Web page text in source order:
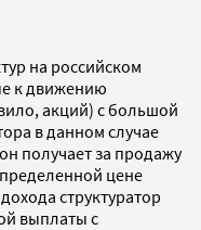
на российском
к движению
акций) с большой
в данном случае
получает за продажу
цене
структуратор
выплаты с